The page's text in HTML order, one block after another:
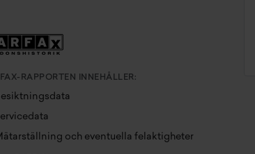
RAPPORTEN INNEHÅLLER:
och eventuella felaktigheter